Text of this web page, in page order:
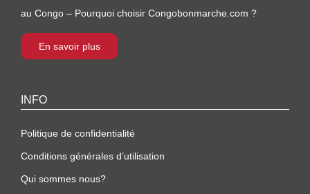
au Congo – Pourquoi choisir Congobonmarche.com ?
En savoir plus
INFO
Politique de confidentialité
Conditions générales d’utilisation
Qui sommes nous?